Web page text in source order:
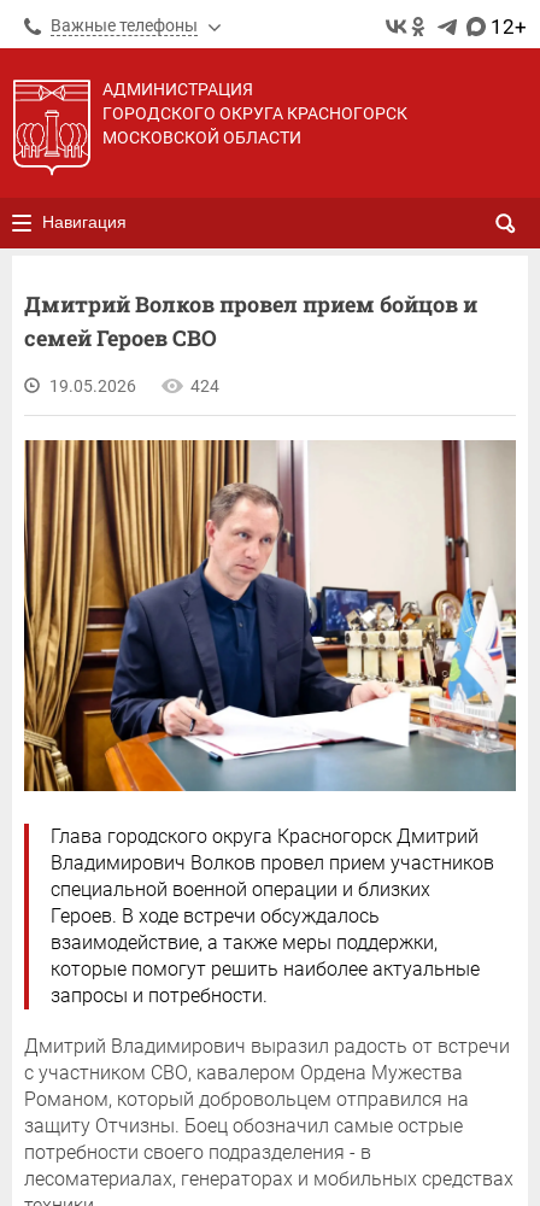
Важные телефоны 12+
АДМИНИСТРАЦИЯ
ГОРОДСКОГО ОКРУГА КРАСНОГОРСК
МОСКОВСКОЙ ОБЛАСТИ
Навигация
Дмитрий Волков провел прием бойцов и
семей Героев СВО
19.05.2026 424
Глава городского округа Красногорск Дмитрий
Владимирович Волков провел прием участников
специальной военной операции и близких
Героев. В ходе встречи обсуждалось
взаимодействие, а также меры поддержки,
которые помогут решить наиболее актуальные
запросы и потребности.
Дмитрий Владимирович выразил радость от встречи
с участником СВО, кавалером Ордена Мужества
Романом, который добровольцем отправился на
защиту Отчизны. Боец обозначил самые острые
потребности своего подразделения - в
лесоматериалах, генераторах и мобильных средствах